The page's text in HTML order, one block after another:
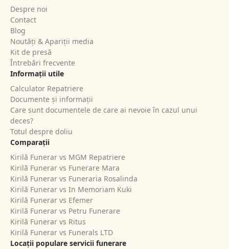
Despre noi
Contact
Blog
Noutăți & Apariții media
Kit de presă
Întrebări frecvente
Informații utile
Calculator Repatriere
Documente și informații
Care sunt documentele de care ai nevoie în cazul unui
deces?
Totul despre doliu
Comparații
Kirilă Funerar vs MGM Repatriere
Kirilă Funerar vs Funerare Mara
Kirilă Funerar vs Funeraria Rosalinda
Kirilă Funerar vs In Memoriam Kuki
Kirilă Funerar vs Efemer
Kirilă Funerar vs Petru Funerare
Kirilă Funerar vs Ritus
Kirilă Funerar vs Funerals LTD
Locații populare servicii funerare